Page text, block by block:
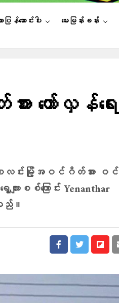
ပြန်ဆောင်းပါး မေးမြန်းခန်း
တော်လှန်ရေး
လင်းမြို့အဝင်ဂိတ်အား ဝင်
းစစ်ကြောင်း Yenanthar
ည်။